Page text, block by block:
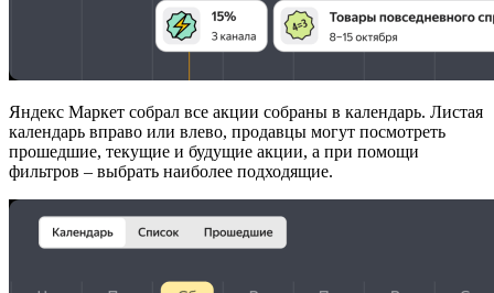
Яндекс Маркет собрал все акции собраны в календарь. Листая
календарь вправо или влево, продавцы могут посмотреть
прошедшие, текущие и будущие акции, а при помощи
фильтров – выбрать наиболее подходящие.